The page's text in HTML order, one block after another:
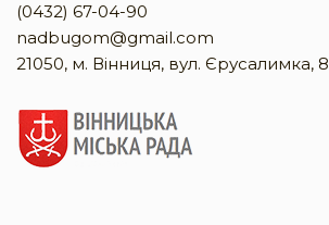
(0432) 67-04-90
nadbugom@gmail.com
21050, м. Вінниця, вул. Єрусалимка, 8